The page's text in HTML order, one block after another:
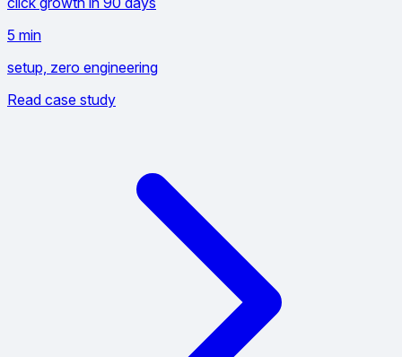
5 min
setup, zero engineering
Read case study